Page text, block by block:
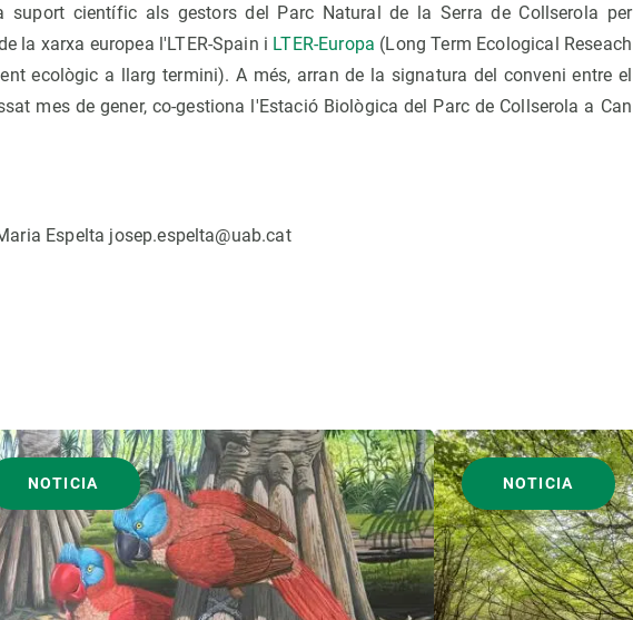
suport científic als gestors del Parc Natural de la Serra de Collserola per
la xarxa europea l'LTER-Spain i LTER-Europa (Long Term Ecological Reseach
ecològic a llarg termini). A més, arran de la signatura del conveni entre el
mes de gener, co-gestiona l'Estació Biològica del Parc de Collserola a Can
Espelta josep.espelta@uab.cat
NOTICIA NOTICIA